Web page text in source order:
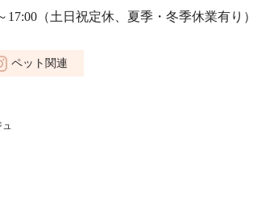
17:00 （土日祝定休、夏季・冬季休業有り
ペット関連